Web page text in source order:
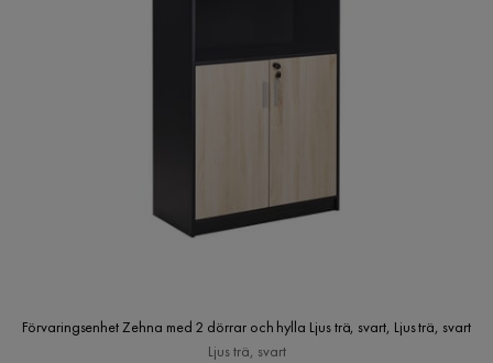
Förvaringsenhet Zehna med 2 dörrar och hylla Ljus trä, svart, Ljus trä, svart
Ljus trä, svart